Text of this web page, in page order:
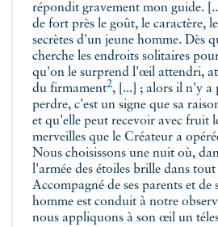
répondit gravement mon guide.
de fort près le goût, le caractère,
secrètes d'un jeune homme. Dès
cherche les endroits solitaires
qu'on le surprend l'œil attendri,
du firmament2, [...] ; alors il n'y a
perdre, c'est un signe que sa
et qu'elle peut recevoir avec fruit
merveilles que le Créateur a
Nous choisissons une nuit où,
l'armée des étoiles brille dans tout
Accompagné de ses parents et de
homme est conduit à notre
nous appliquons à son œil un